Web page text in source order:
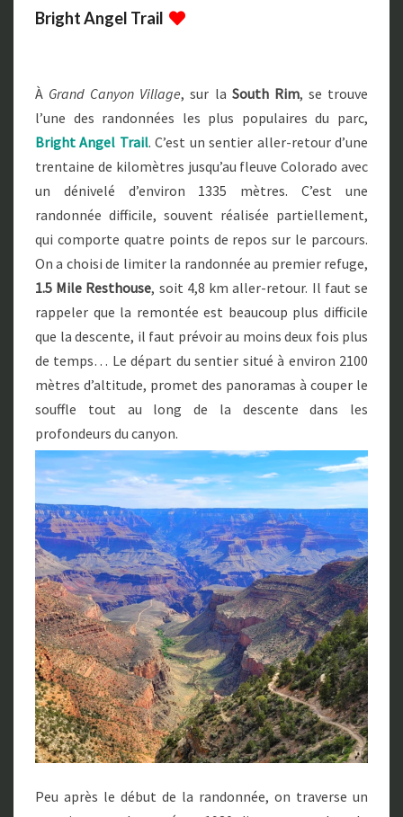
Bright Angel Trail
À Grand Canyon Village, sur la South Rim, se trouve
l’une des randonnées les plus populaires du parc,
Bright Angel Trail. C’est un sentier aller-retour d’une
trentaine de kilomètres jusqu’au fleuve Colorado avec
un dénivelé d’environ 1335 mètres. C’est une
randonnée difficile, souvent réalisée partiellement,
qui comporte quatre points de repos sur le parcours.
On a choisi de limiter la randonnée au premier refuge,
1.5 Mile Resthouse, soit 4,8 km aller-retour. Il faut se
rappeler que la remontée est beaucoup plus difficile
que la descente, il faut prévoir au moins deux fois plus
de temps… Le départ du sentier situé à environ 2100
mètres d’altitude, promet des panoramas à couper le
souffle tout au long de la descente dans les
profondeurs du canyon.
Peu après le début de la randonnée, on traverse un